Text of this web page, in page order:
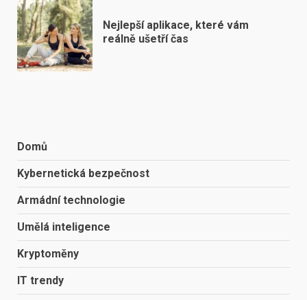
Nejlepší aplikace, které vám
reálně ušetří čas
Domů
Kybernetická bezpečnost
Armádní technologie
Umělá inteligence
Kryptoměny
IT trendy